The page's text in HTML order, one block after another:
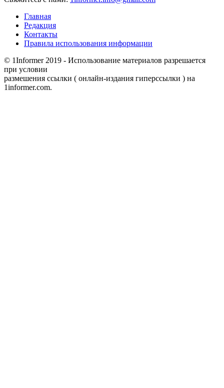
Главная
Редакция
Контакты
Правила использования информации
© 1Informer 2019 - Использование материалов разрешается
при условии
размешения ссылки ( онлайн-издания гиперссылки ) на
1informer.com.